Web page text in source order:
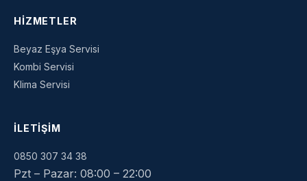
HIZMETLER
Beyaz Eşya Servisi
Kombi Servisi
Klima Servisi
İLETIŞIM
0850 307 34 38
Pzt – Pazar: 08:00 – 22:00